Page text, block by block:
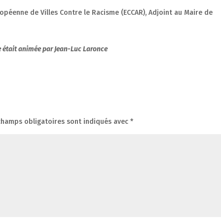
de Villes Contre le Racisme (ECCAR), Adjoint au Maire de
était animée par Jean-Luc Laronce
obligatoires sont indiqués avec*